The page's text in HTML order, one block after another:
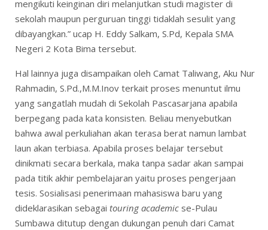
mengikuti keinginan diri melanjutkan studi magister di
sekolah maupun perguruan tinggi tidaklah sesulit yang
dibayangkan.” ucap H. Eddy Salkam, S.Pd, Kepala SMA
Negeri 2 Kota Bima tersebut.
Hal lainnya juga disampaikan oleh Camat Taliwang, Aku Nur
Rahmadin, S.Pd.,M.M.Inov terkait proses menuntut ilmu
yang sangatlah mudah di Sekolah Pascasarjana apabila
berpegang pada kata konsisten. Beliau menyebutkan
bahwa awal perkuliahan akan terasa berat namun lambat
laun akan terbiasa. Apabila proses belajar tersebut
dinikmati secara berkala, maka tanpa sadar akan sampai
pada titik akhir pembelajaran yaitu proses pengerjaan
tesis. Sosialisasi penerimaan mahasiswa baru yang
dideklarasikan sebagai touring academic se-Pulau
Sumbawa ditutup dengan dukungan penuh dari Camat